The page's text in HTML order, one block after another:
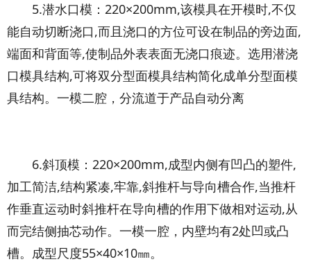
5.潜水口模：220×200mm,该模具在开模时,不仅
能自动切断浇口,而且浇口的方位可设在制品的旁边面,
端面和背面等,使制品外表表面无浇口痕迹。选用潜浇
口模具结构,可将双分型面模具结构简化成单分型面模
具结构。一模二腔，分流道于产品自动分离
6.斜顶模：220×200mm,成型内侧有凹凸的塑件,
加工简洁,结构紧凑,牢靠,斜推杆与导向槽合作,当推杆
作垂直运动时斜推杆在导向槽的作用下做相对运动,从
而完结侧抽芯动作。一模一腔，内壁均有2处凹或凸
槽。成型尺度55×40×10㎜。